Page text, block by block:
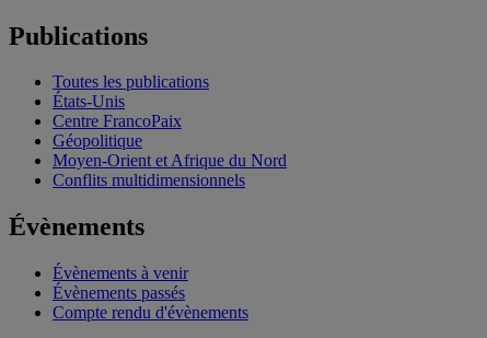
Publications
Toutes les publications
États-Unis
Centre FrancoPaix
Géopolitique
Moyen-Orient et Afrique du Nord
Conflits multidimensionnels
Évènements
Évènements à venir
Évènements passés
Compte rendu d'évènements